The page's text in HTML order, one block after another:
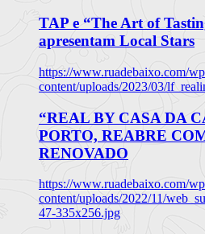
TAP e “The Art of
apresentam Local Stars
https://www.ruadebaixo.com/
content/uploads/2023/03/
“REAL BY CASA DA
PORTO, REABRE
RENOVADO
https://www.ruadebaixo.com/
content/uploads/2022/11/
47-335x256.jpg